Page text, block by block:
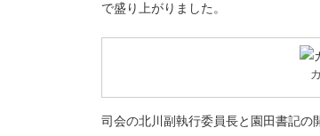
で盛り上がりました。
司会の北川副執行委員長と園田書記